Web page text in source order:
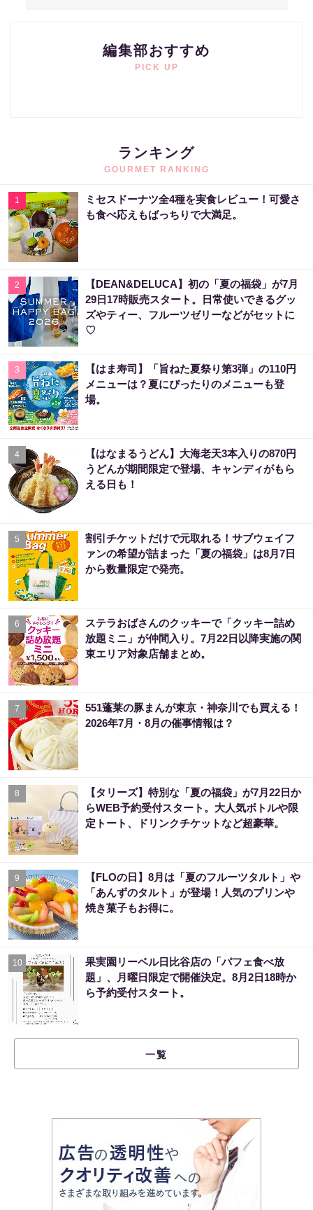
編集部おすすめ
PICK UP
ランキング
GOURMET RANKING
1
ミセスドーナツ全4種を実食レビュー！可愛さ
も食べ応えもばっちりで大満足。
2
【DEAN&DELUCA】初の「夏の福袋」が7月
29日17時販売スタート。日常使いできるグッ
ズやティー、フルーツゼリーなどがセットに
♡
3
【はま寿司】「旨ねた夏祭り第3弾」の110円
メニューは？夏にぴったりのメニューも登
場。
4
【はなまるうどん】大海老天3本入りの870円
うどんが期間限定で登場、キャンディがもら
える日も！
5
割引チケットだけで元取れる！サブウェイフ
ァンの希望が詰まった「夏の福袋」は8月7日
から数量限定で発売。
6
ステラおばさんのクッキーで「クッキー詰め
放題ミニ」が仲間入り。7月22日以降実施の関
東エリア対象店舗まとめ。
7
551蓬莱の豚まんが東京・神奈川でも買える！
2026年7月・8月の催事情報は？
8
【タリーズ】特別な「夏の福袋」が7月22日か
らWEB予約受付スタート。大人気ボトルや限
定トート、ドリンクチケットなど超豪華。
9
【FLOの日】8月は「夏のフルーツタルト」や
「あんずのタルト」が登場！人気のプリンや
焼き菓子もお得に。
10
果実園リーベル日比谷店の「パフェ食べ放
題」、月曜日限定で開催決定。8月2日18時か
ら予約受付スタート。
一覧